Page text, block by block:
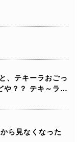
、テキーラおごっ
や？？ テキ～ラ…
ら見なくなった